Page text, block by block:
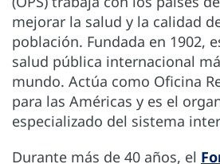
mejorar la salud y la calidad
población. Fundada en 1902,
salud pública internacional
mundo. Actúa como Oficina
para las Américas y es el
especializado del sistema
Durante más de 40 años, el